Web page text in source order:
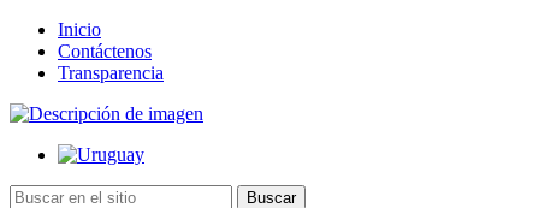
Inicio
Contáctenos
Transparencia